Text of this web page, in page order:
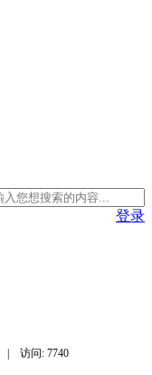
登录
| 访问: 7740